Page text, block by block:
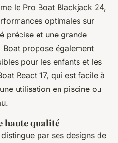
le Pro Boat Blackjack 24,
optimales sur
précise et une grande
propose également
pour les enfants et les
React 17, qui est facile à
utilisation en piscine ou
haute qualité
distingue par ses designs de